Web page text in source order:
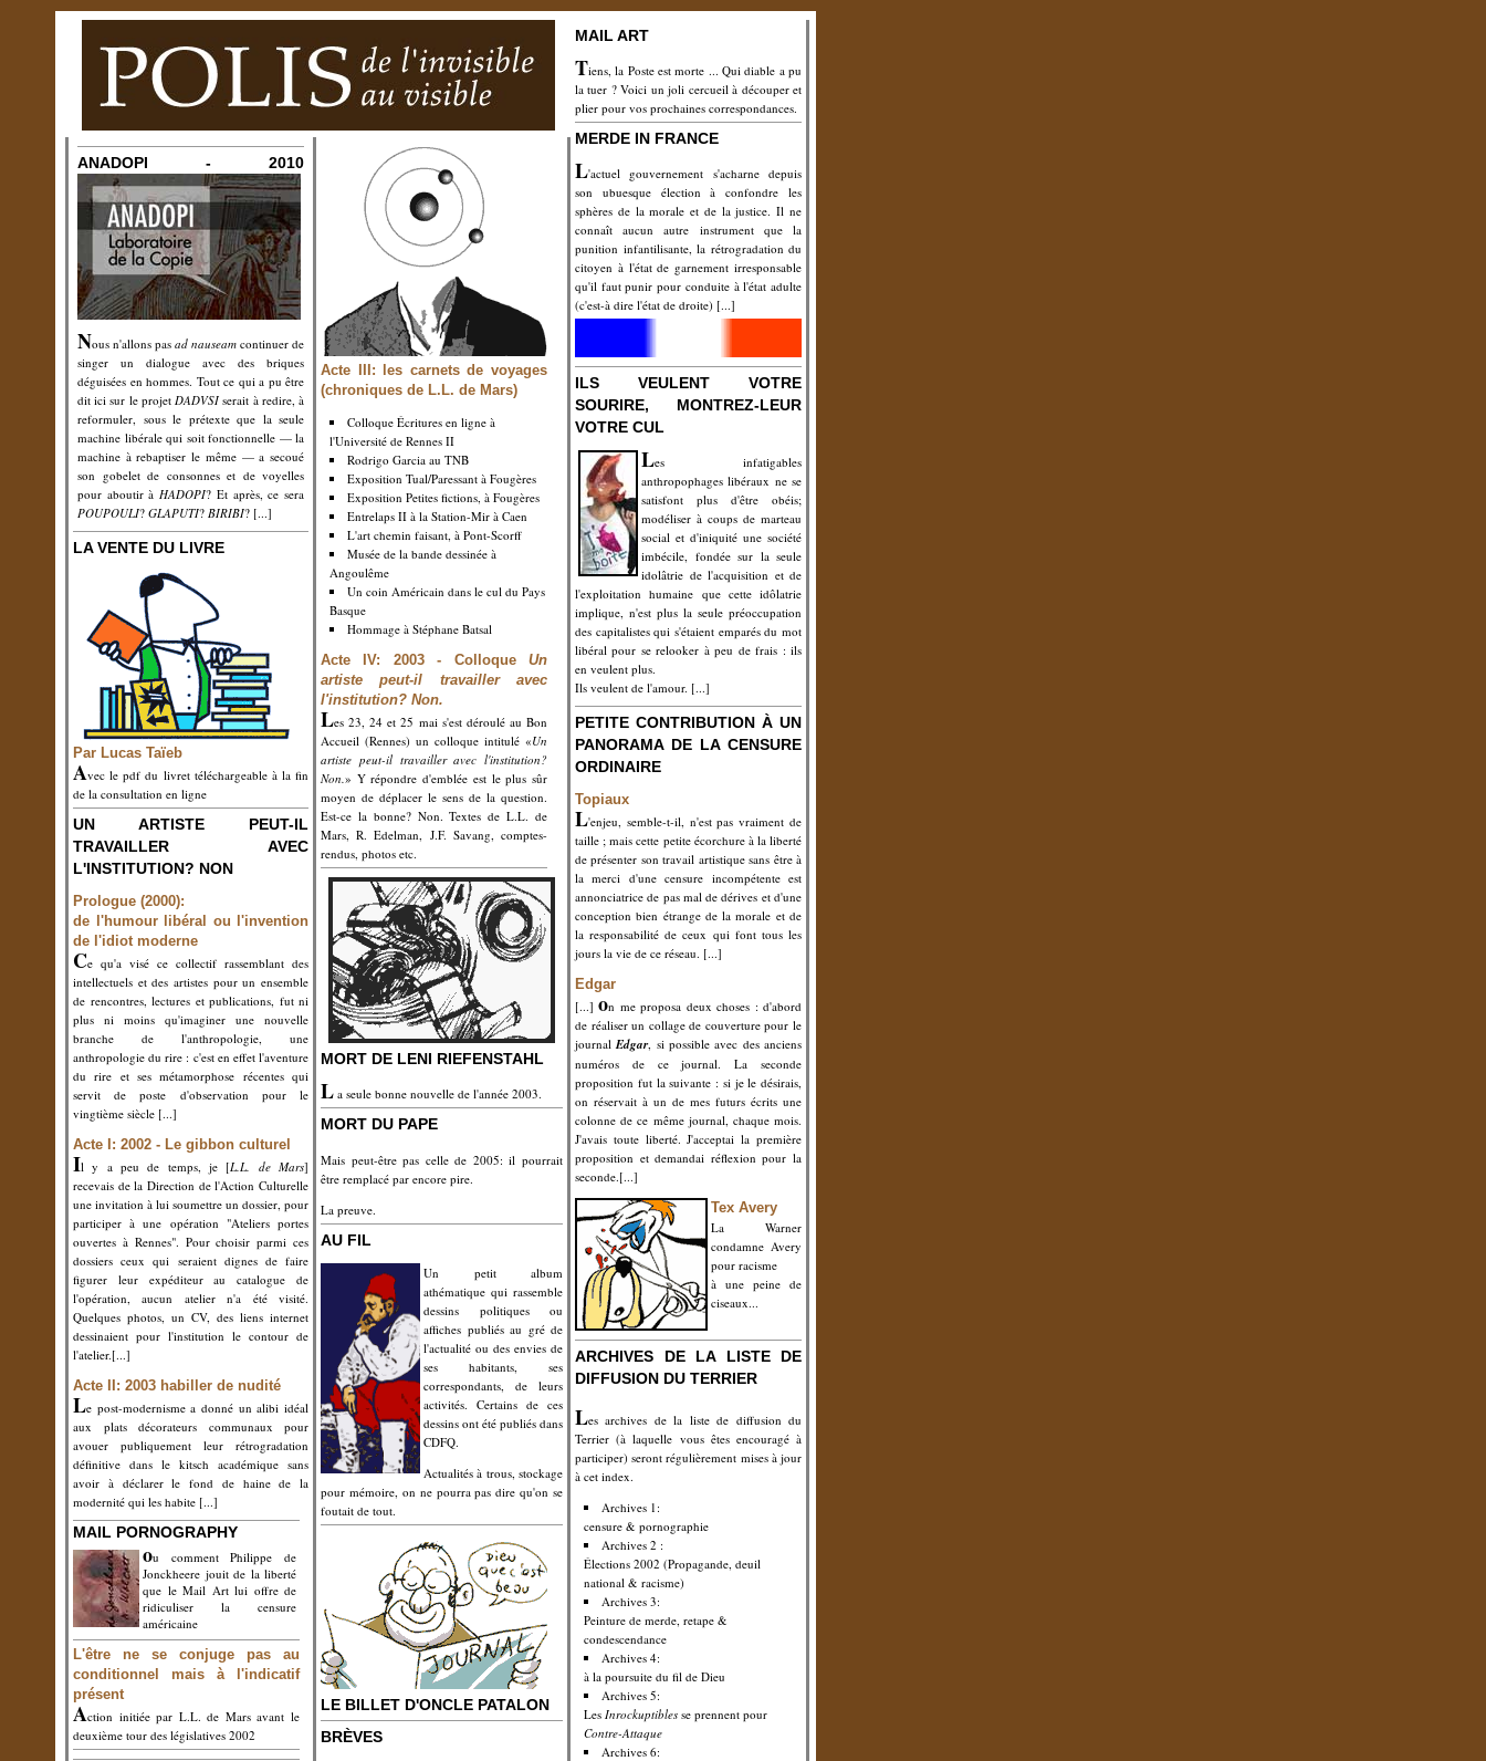
MAIL ART
Tiens, la Poste est morte ... Qui diable a pu
la tuer ?Voici un joli cercueil à découper et
plier pour vos prochaines correspondances.
MERDE IN FRANCE
L'actuel gouvernement s'acharne depuis
son ubuesque élection à confondre les
sphères de la morale et de la justice. Il ne
connaît aucun autre instrument que la
punition infantilisante, la rétrogradation du
citoyen à l'état de garnement irresponsable
qu'il faut punir pour conduite à l'état adulte
(c'est-à dire l'état de droite) [...]
ILS VEULENT VOTRE
SOURIRE, MONTREZ-LEUR
VOTRE CUL
Les infatigables
anthropophages libéraux ne se
satisfont plus d'être obéis;
modéliser à coups de marteau
social et d'iniquité une société
imbécile, fondée sur la seule
idolâtrie de l'acquisition et de
l'exploitation humaine que cette idôlatrie
implique, n'est plus la seule préoccupation
des capitalistes qui s'étaient emparés du mot
libéral pour se relooker à peu de frais : ils
en veulent plus.
Ils veulent de l'amour. [...]
PETITE CONTRIBUTION À UN
PANORAMA DE LA CENSURE
ORDINAIRE
Topiaux
L'enjeu, semble-t-il, n'est pas vraiment de
taille ; mais cette petite écorchure à la liberté
de présenter son travail artistique sans être à
la merci d'une censure incompétente est
annonciatrice de pas mal de dérives et d'une
conception bien étrange de la morale et de
la responsabilité de ceux qui font tous les
jours la vie de ce réseau. [...]
Edgar
[...]on me proposa deux choses : d'abord
de réaliser un collage de couverture pour le
journalEdgar, si possible avec des anciens
numéros de ce journal. La seconde
proposition fut la suivante : si je le désirais,
on réservait à un de mes futurs écrits une
colonne de ce même journal, chaque mois.
J'avais toute liberté. J'acceptai la première
proposition et demandai réflexion pour la
seconde.[...]
Tex Avery
La Warner
condamne Avery
pour racisme
à une peine de
ciseaux...
ARCHIVES DE LA LISTE DE
DIFFUSION DU TERRIER
Les archives de la liste de diffusion du
Terrier (à laquelle vous êtes encouragé à
participer) seront régulièrement mises à jour
à cet index.
Archives 1:
censure & pornographie
Archives 2 :
Élections 2002 (Propagande, deuil
national & racisme)
Archives 3:
Peinture de merde, retape &
condescendance
Archives 4:
à la poursuite du fil de Dieu
Archives 5:
Les Inrockuptibles se prennent pour
Contre-Attaque
Archives 6:
ANADOPI - 2010
Nous n'allons pas ad nauseam continuer de
singer un dialogue avec des briques
déguisées en hommes. Tout ce qui a pu être
dit ici sur le projetDADVSIserait à redire, à
reformuler, sous le prétexte que la seule
machine libérale qui soit fonctionnelle — la
machine à rebaptiser le même — a secoué
son gobelet de consonnes et de voyelles
pour aboutir àHADOPI? Et après, ce sera
POUPOULI? GLAPUTI? BIRIBI? [...]
LA VENTE DU LIVRE
Par Lucas Taïeb
Avec le pdf du livret téléchargeable à la fin
de la consultation en ligne
UN ARTISTE PEUT-IL
TRAVAILLER AVEC
L'INSTITUTION? NON
Prologue (2000):
de l'humour libéral ou l'invention
de l'idiot moderne
Ce qu'a visé ce collectif rassemblant des
intellectuels et des artistes pour un ensemble
de rencontres, lectures et publications, fut ni
plus ni moins qu'imaginer une nouvelle
branche de l'anthropologie, une
anthropologie du rire : c'est en effet l'aventure
du rire et ses métamorphose récentes qui
servit de poste d'observation pour le
vingtième siècle [...]
Acte I: 2002 - Le gibbon culturel
Il y a peu de temps, je [L.L. de Mars]
recevais de la Direction de l'Action Culturelle
une invitation à lui soumettre un dossier, pour
participer à une opération "Ateliers portes
ouvertes à Rennes". Pour choisir parmi ces
dossiers ceux qui seraient dignes de faire
figurer leur expéditeur au catalogue de
l'opération, aucun atelier n'a été visité.
Quelques photos, un CV, des liens internet
dessinaient pour l'institution le contour de
l'atelier.[...]
Acte II: 2003 habiller de nudité
Le post-modernisme a donné un alibi idéal
aux plats décorateurs communaux pour
avouer publiquement leur rétrogradation
définitive dans le kitsch académique sans
avoir à déclarer le fond de haine de la
modernité qui les habite [...]
MAIL PORNOGRAPHY
ou comment Philippe de
Jonckheere jouit de la liberté
que le Mail Art lui offre de
ridiculiser la censure
américaine
L'être ne se conjuge pas au
conditionnel mais à l'indicatif
présent
Action initiée par L.L. de Mars avant le
deuxième tour des législatives 2002
Acte III: les carnets de voyages
(chroniques de L.L. de Mars)
Colloque Écritures en ligne à
l'Université de Rennes II
Rodrigo Garcia au TNB
Exposition Tual/Paressant à Fougères
Exposition Petites fictions, à Fougères
Entrelaps II à la Station-Mir à Caen
L'art chemin faisant, à Pont-Scorff
Musée de la bande dessinée à
Angoulême
Un coin Américain dans le cul du Pays
Basque
Hommage à Stéphane Batsal
Acte IV: 2003 - Colloque Un
artiste peut-il travailler avec
l'institution? Non.
Les 23, 24 et 25 mai s'est déroulé au Bon
Accueil (Rennes) un colloque intitulé «Un
artiste peut-il travailler avec l'institution?
Non.» Y répondre d'emblée est le plus sûr
moyen de déplacer le sens de la question.
Est-ce la bonne? Non. Textes de L.L. de
Mars, R. Edelman, J.F. Savang, comptes-
rendus, photos etc.
MORT DE LENI RIEFENSTAHL
L a seule bonne nouvelle de l'année 2003.
MORT DU PAPE
Mais peut-être pas celle de 2005: il pourrait
être remplacé par encore pire.
La preuve.
AU FIL
Un petit album
athématique qui rassemble
dessins politiques ou
affiches publiés au gré de
l'actualité ou des envies de
ses habitants, ses
correspondants, de leurs
activités. Certains de ces
dessins ont été publiés dans
CDFQ.
Actualités à trous, stockage
pour mémoire, on ne pourra pas dire qu'on se
foutait de tout.
LE BILLET D'ONCLE PATALON
BRÈVES